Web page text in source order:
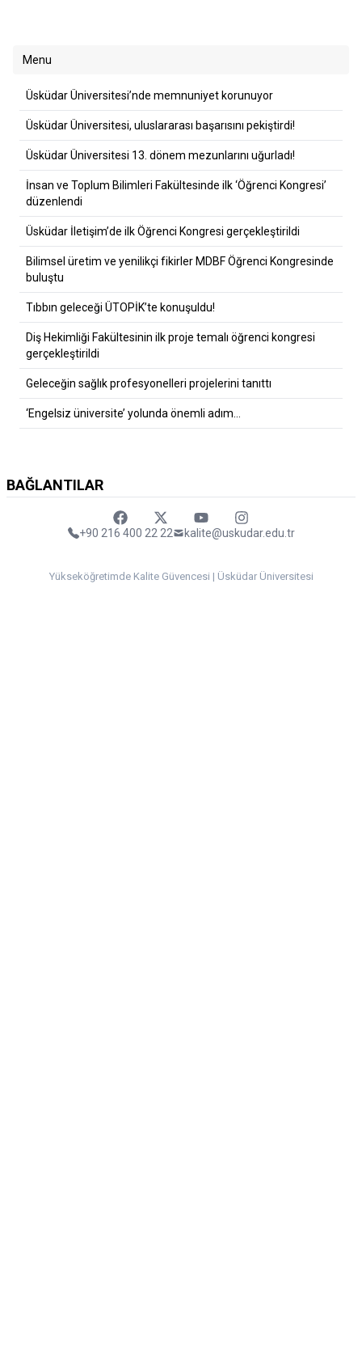
Menu
Üsküdar Üniversitesi’nde memnuniyet korunuyor
Üsküdar Üniversitesi, uluslararası başarısını pekiştirdi!
Üsküdar Üniversitesi 13. dönem mezunlarını uğurladı!
İnsan ve Toplum Bilimleri Fakültesinde ilk ‘Öğrenci Kongresi’
düzenlendi
Üsküdar İletişim’de ilk Öğrenci Kongresi gerçekleştirildi
Bilimsel üretim ve yenilikçi fikirler MDBF Öğrenci Kongresinde
buluştu
Tıbbın geleceği ÜTOPİK’te konuşuldu!
Diş Hekimliği Fakültesinin ilk proje temalı öğrenci kongresi
gerçekleştirildi
Geleceğin sağlık profesyonelleri projelerini tanıttı
‘Engelsiz üniversite’ yolunda önemli adım…
BAĞLANTILAR
FaceebokTwitterYoutubeInstagram
+90 216 400 22 22 kalite@uskudar.edu.tr
Yükseköğretimde Kalite Güvencesi | Üsküdar Üniversitesi